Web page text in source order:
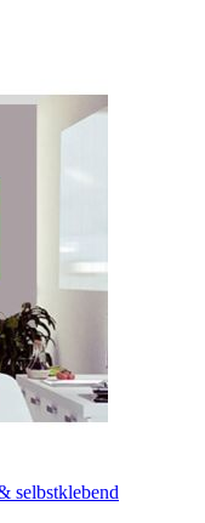
selbstklebend